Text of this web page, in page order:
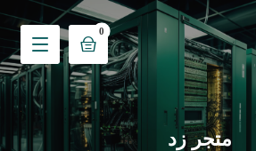
متجر زد